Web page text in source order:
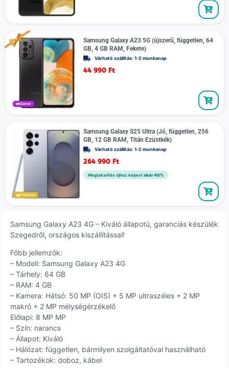
Gamer
Samsung Galaxy A23 5G (újszerű, független, 64
GB, 4 GB RAM, Fekete)
Várható szállítás: 1-2 munkanap
44 990 Ft
Prémium
Samsung Galaxy S25 Ultra (Jó, független, 256
GB, 12 GB RAM, Titán Ezüstkék)
Várható szállítás: 1-2 munkanap
264 990 Ft
Megtakarítás újhoz képest akár 40%
Samsung Galaxy A23 4G – Kiváló állapotú, garanciás készülék
Szegedről, országos kiszállítással!
Főbb jellemzők:
– Modell: Samsung Galaxy A23 4G
– Tárhely: 64 GB
– RAM: 4 GB
– Kamera: Hátsó: 50 MP (OIS) + 5 MP ultraszéles + 2 MP
makró + 2 MP mélységérzékelő
Előlapi: 8 MP MP
– Szín: narancs
– Állapot: Kiváló
– Hálózat: független, bármilyen szolgáltatóval használható
– Tartozékok: doboz, kábel